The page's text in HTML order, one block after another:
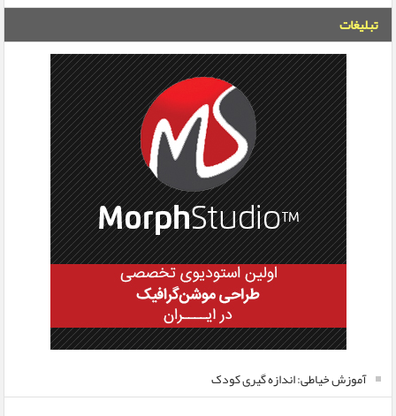
تبلیغات
آموزش خیاطی: اندازه گیری کودک